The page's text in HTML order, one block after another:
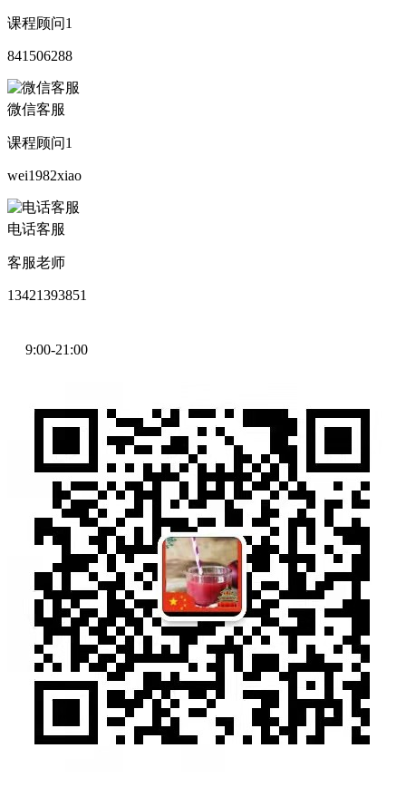
课程顾问1
841506288
微信客服
课程顾问1
wei1982xiao
电话客服
客服老师
13421393851
9:00-21:00